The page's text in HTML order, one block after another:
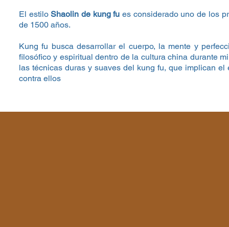
El estiloShaolin de kung fu es considerado uno de los
de 1500 años.
Kung fu busca desarrollar el cuerpo, la mente y
filosófico y espiritual dentro de la cultura china durante
las técnicas duras y suaves del kung fu, que implican
contra ellos